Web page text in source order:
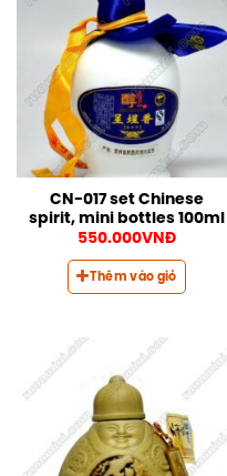
CN-017 set Chinese
spirit, mini bottles 100ml
550.000VNĐ
Thêm vào giỏ